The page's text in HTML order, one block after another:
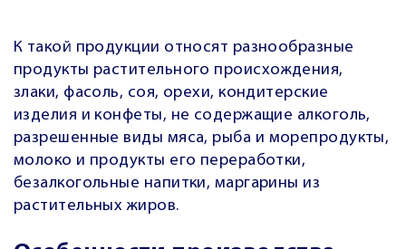
К такой продукции относят разнообразные
продукты растительного происхождения,
злаки, фасоль, соя, орехи, кондитерские
изделия и конфеты, не содержащие алкоголь,
разрешенные виды мяса, рыба и морепродукты,
молоко и продукты его переработки,
безалкогольные напитки, маргарины из
растительных жиров.